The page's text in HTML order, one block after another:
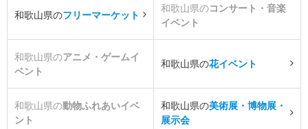
和歌山県のフリーマーケット
和歌山県のコンサート・音楽
イベント
和歌山県のアニメ・ゲームイ
ベント
和歌山県の花イベント
和歌山県の動物ふれあいイベ
ント
和歌山県の美術展・博物展・
展示会